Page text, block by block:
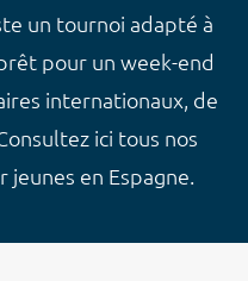
un tournoi adapté à
pour un week-end
internationaux, de
ici tous nos
en Espagne.